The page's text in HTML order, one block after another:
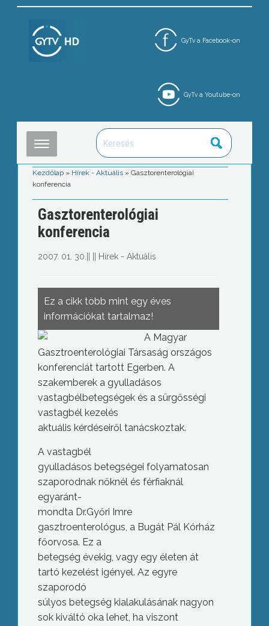
GyTv a Facebook-on
GyTv a Youtube-on
Kezdőlap » Hírek - Aktuális »Gasztorenterológiai
konferencia
Gasztorenterológiai
konferencia
2007. 01. 30. Hírek - Aktuális
Ez a cikk több mint egy éves
információkat tartalmaz!
A Magyar
Gasztroenterológiai Társaság országos
konferenciát tartott Egerben. A
szakemberek a gyulladásos
vastagbélbetegségek és a sürgősségi
vastagbél kezelés
aktuális kérdéseiről tanácskoztak.
A vastagbél
gyulladásos betegségei folyamatosan
szaporodnak nőknél és férfiaknál
egyaránt-
mondta Dr.Győri Imre
gasztroenterológus, a Bugát Pál Kórház
főorvosa. Ez a
betegség évekig, vagy egy életen át
tartó kezelést igényel. Az egyre
szaporodó
súlyos betegség kialakulásának nagyon
sok kiváltó oka lehet, ha viszont